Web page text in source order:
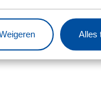
Alles